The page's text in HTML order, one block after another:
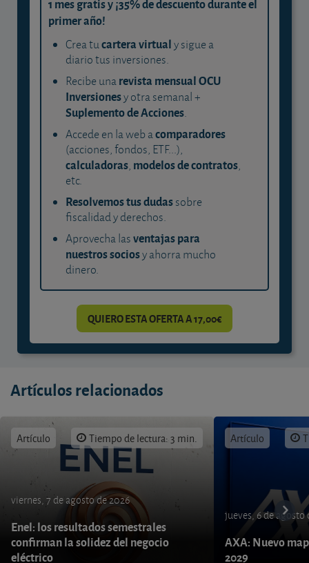
1 mes gratis y ¡35% de descuento durante el
primer año!
Crea tucartera virtualy sigue a
diario tus inversiones.
Recibe unarevista mensual OCU
Inversionesy otra semanal +
Suplemento de Acciones.
Accede en la web acomparadores
(acciones, fondos, ETF...),
calculadoras, modelos de contratos,
etc.
Resolvemos tus dudassobre
fiscalidad y derechos.
Aprovecha lasventajas para
nuestros sociosy ahorra mucho
dinero.
QUIERO ESTA OFERTA A 17,00€
Artículos relacionados
Artículo Tiempo de lectura: 3 min.
viernes, 7 de agosto de 2026
Enel: los resultados semestrales
confirman la solidez del negocio
eléctrico
Artículo
jueves, 6 de agosto
AXA: Nuevo
2029